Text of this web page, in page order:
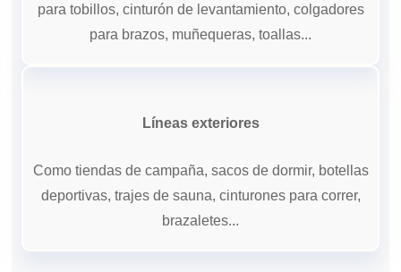
para tobillos, cinturón de levantamiento, colgadores
para brazos, muñequeras, toallas...
Líneas exteriores
Como tiendas de campaña, sacos de dormir, botellas
deportivas, trajes de sauna, cinturones para correr,
brazaletes...